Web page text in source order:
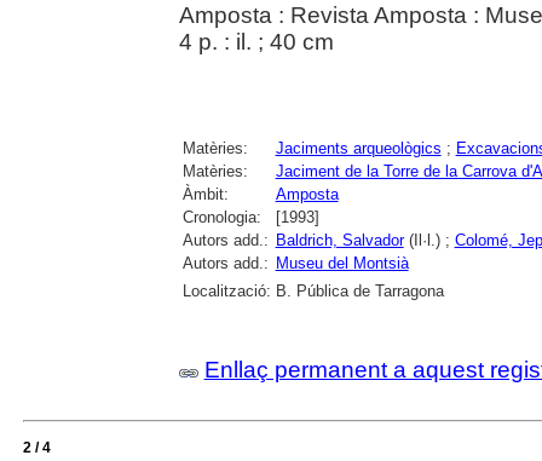
Amposta : Revista Amposta :
4 p. : il. ; 40 cm
Matèries: Jaciments arqueològics ;
Matèries:
Jaciment de la Torre de la Carrova
Àmbit:
Amposta
Cronologia:
[1993]
Autors add.: Baldrich, Salvador(Il·l.) ; Colomé, Jep
Autors add.: Museu del Montsià
Localització: B. Pública de Tarragona
Enllaç permanent a aquest
2 / 4